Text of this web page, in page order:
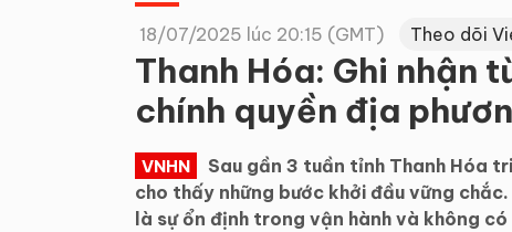
18/07/2025 lúc 20:15 (GMT) Theo dõi
Thanh Hóa: Ghi nhận
chính quyền địa
VNHN
Sau gần 3 tuần tỉnh Thanh Hóa
cho thấy những bước khởi đầu vững
là sự ổn định trong vận hành và không